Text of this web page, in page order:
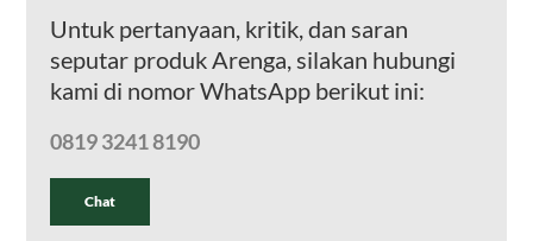
Untuk pertanyaan, kritik, dan saran
seputar produk Arenga, silakan hubungi
kami di nomor WhatsApp berikut ini:
0819 3241 8190
Chat